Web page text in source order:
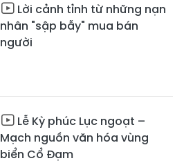
Lời cảnh tỉnh từ những nạn
nhân "sập bẫy" mua bán
người
Lễ Kỳ phúc Lục ngoạt –
Mạch nguồn văn hóa vùng
biển Cổ Đạm